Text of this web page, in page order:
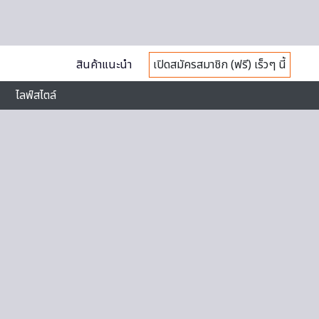
สินค้าแนะนำ
เปิดสมัครสมาชิก (ฟรี) เร็วๆ นี้
ไลฟ์สไตล์